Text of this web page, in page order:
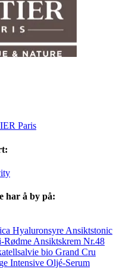
Paris
har å by på:
Hyaluronsyre Ansiktstonic
Ansiktskrem Nr.48
bio Grand Cru
Intensive Oljé-Serum